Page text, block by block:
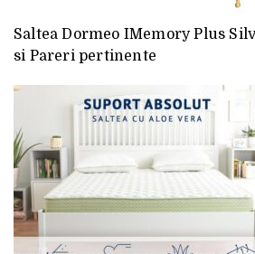
Saltea Dormeo IMemory Plus
si Pareri pertinente